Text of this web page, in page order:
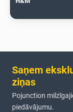
Saņem
ziņas
Pojunction
piedāvājumu.